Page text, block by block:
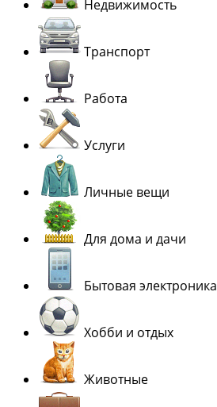
Недвижимость
Транспорт
Работа
Услуги
Личные вещи
Для дома и дачи
Бытовая электроника
Хобби и отдых
Животные